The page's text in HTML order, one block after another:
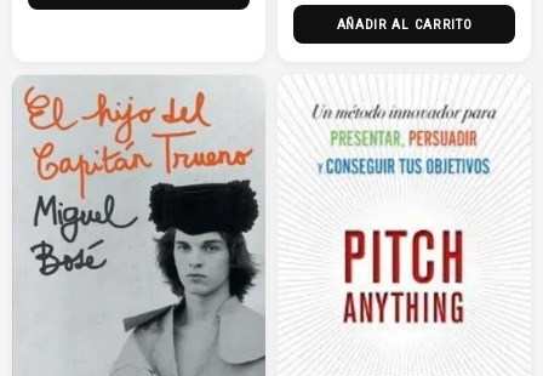
AÑADIR AL CARRITO